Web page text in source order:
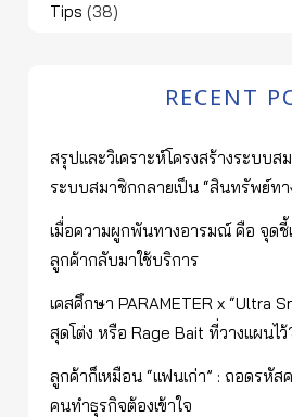
Tips (38)
RECENT
สรุปและวิเคราะห์โครงสร้างระบบส
ระบบสมาชิกกลายเป็น “สินทรัพย์ทา
เมื่อความผูกพันทางอารมณ์ คือ จุดชี้
ลูกค้ากลับมาใช้บริการ
เคสศึกษา PARAMETER x “Ultra
สุดโต่ง หรือ Rage Bait ที่วางแผนไว้
ลูกค้าก็เหมือน “แฟนเก่า” : ถอดรหั
คนทำธุรกิจต้องเข้าใจ